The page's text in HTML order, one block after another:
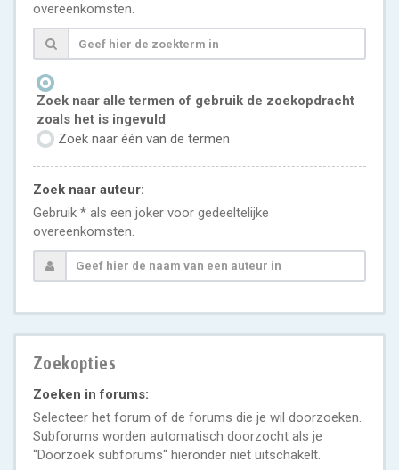
overeenkomsten.
Zoek naar alle termen of gebruik de zoekopdracht
zoals het is ingevuld
Zoek naar één van de termen
Zoek naar auteur:
Gebruik * als een joker voor gedeeltelijke
overeenkomsten.
Zoekopties
Zoeken in forums:
Selecteer het forum of de forums die je wil doorzoeken.
Subforums worden automatisch doorzocht als je
“Doorzoek subforums“ hieronder niet uitschakelt.